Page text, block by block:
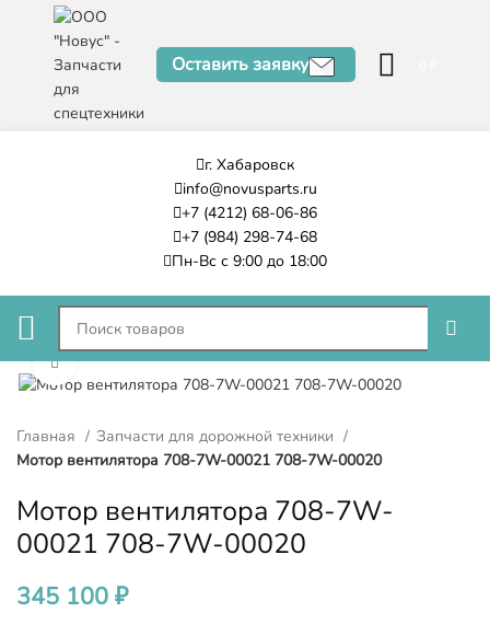
Оставить заявку
г. Хабаровск
info@novusparts.ru
+7 (4212) 68-06-86
+7 (984) 298-74-68
Пн-Вс с 9:00 до 18:00
Нажмите, чтобы увеличить
Главная
Запчасти для дорожной техники
Мотор вентилятора 708-7W-00021 708-7W-00020
Мотор вентилятора 708-7W-
00021 708-7W-00020
345 100 ₽